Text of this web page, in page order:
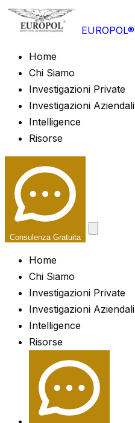
EUROPOL®
Home
Chi Siamo
Investigazioni Private
Investigazioni Aziendali
Intelligence
Risorse
Consulenza Gratuita
Home
Chi Siamo
Investigazioni Private
Investigazioni Aziendali
Intelligence
Risorse